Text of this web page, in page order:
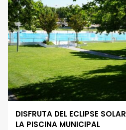
DISFRUTA DEL ECLIPSE
LA PISCINA MUNICIPAL